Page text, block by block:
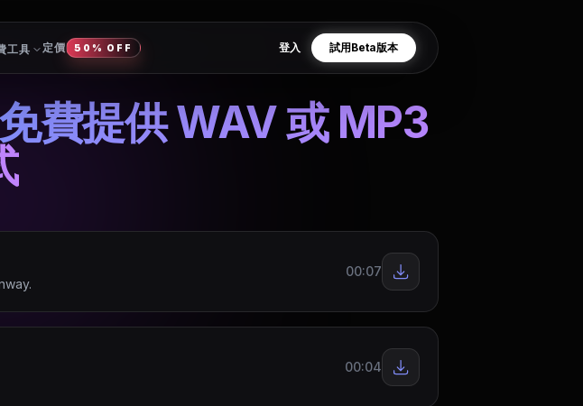
工具 定價 50% OFF 登入 試用Beta版本
免費提供 WAV 或 MP3
00:07
00:04